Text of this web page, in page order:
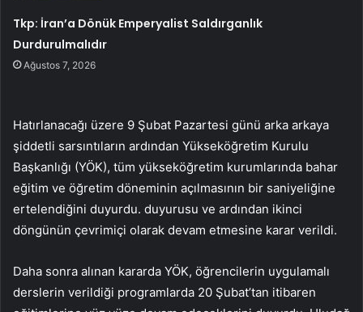
Tkp: İran’a Dönük Emperyalist Saldırganlık
Durdurulmalıdır
Ağustos 7, 2026
Hatırlanacağı üzere 9 Şubat Pazartesi günü arka arkaya
şiddetli sarsıntıların ardından Yükseköğretim Kurulu
Başkanlığı (YÖK), tüm yükseköğretim kurumlarında bahar
eğitim ve öğretim döneminin açılmasının bir saniyeliğine
ertelendiğini duyurdu. duyurusu ve ardından ikinci
döngünün çevrimiçi olarak devam etmesine karar verildi.
Daha sonra alınan kararda YÖK, öğrencilerin uygulamalı
derslerin verildiği programlarda 20 Şubat’tan itibaren